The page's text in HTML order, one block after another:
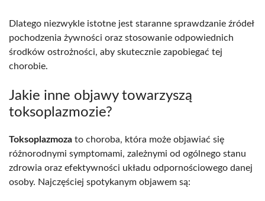
Dlatego niezwykle istotne jest staranne sprawdzanie źródeł
pochodzenia żywności oraz stosowanie odpowiednich
środków ostrożności, aby skutecznie zapobiegać tej
chorobie.
Jakie inne objawy towarzyszą
toksoplazmozie?
Toksoplazmoza to choroba, która może objawiać się
różnorodnymi symptomami, zależnymi od ogólnego stanu
zdrowia oraz efektywności układu odpornościowego danej
osoby. Najczęściej spotykanym objawem są: